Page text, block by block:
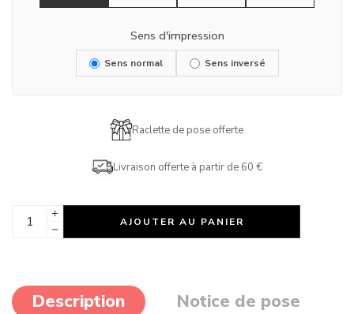
Sens d'impression
Sens normal Sens inversé
Raclette de pose offerte
Livraison offerte à partir de 60 €
AJOUTER AU PANIER
Description Notice de pose